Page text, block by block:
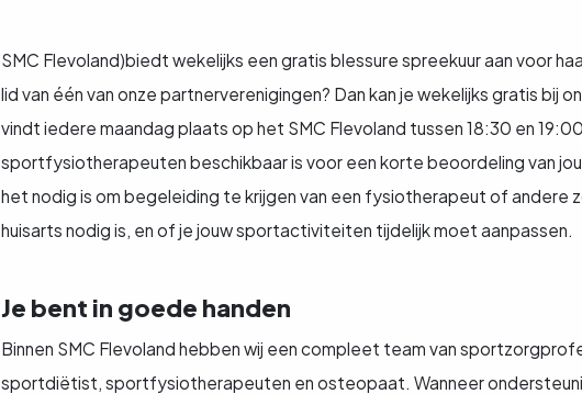
SMC Flevoland)biedt wekelijks een gratis blessure spreekuur aan voor
lid van één van onze partnerverenigingen? Dan kan je wekelijks gratis bij
vindt iedere maandag plaats op het SMC Flevoland tussen 18:30 en
sportfysiotherapeuten beschikbaar is voor een korte beoordeling van
het nodig is om begeleiding te krijgen van een fysiotherapeut of andere
huisarts nodig is, en of je jouw sportactiviteiten tijdelijk moet aanpassen.
Je bent in goede handen
Binnen SMC Flevoland hebben wij een compleet team van
sportdiëtist, sportfysiotherapeuten en osteopaat. Wanneer